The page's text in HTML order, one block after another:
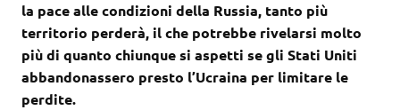
la pace alle condizioni della Russia, tanto più
territorio perderà, il che potrebbe rivelarsi molto
più di quanto chiunque si aspetti se gli Stati Uniti
abbandonassero presto l’Ucraina per limitare le
perdite.